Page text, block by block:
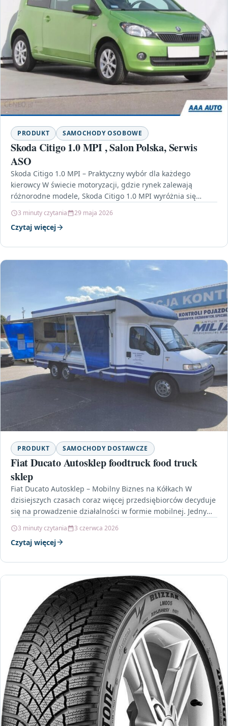
PRODUKT SAMOCHODY OSOBOWE
Skoda Citigo 1.0 MPI , Salon Polska, Serwis
ASO
Skoda Citigo 1.0 MPI – Praktyczny wybór dla każdego
kierowcy W świecie motoryzacji, gdzie rynek zalewają
różnorodne modele, Skoda Citigo 1.0 MPI wyróżnia się…
3 minuty czytania 29 maja 2026
Czytaj więcej
PRODUKT SAMOCHODY DOSTAWCZE
Fiat Ducato Autosklep foodtruck food truck
sklep
Fiat Ducato Autosklep – Mobilny Biznes na Kółkach W
dzisiejszych czasach coraz więcej przedsiębiorców decyduje
się na prowadzenie działalności w formie mobilnej. Jednym
3 minuty czytania 3 czerwca 2026
Czytaj więcej